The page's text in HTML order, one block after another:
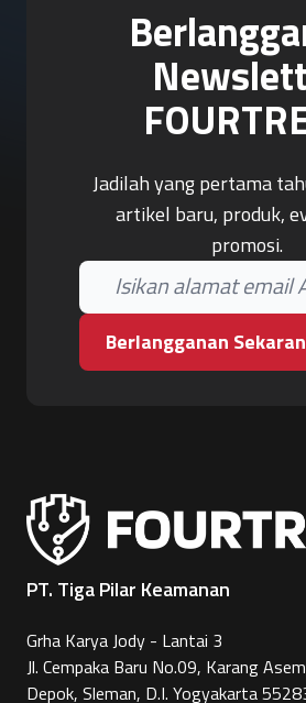
Jadilah yang pertama
artikel baru, produk,
promosi.
Berlangganan
PT. Tiga Pilar Keamanan
Grha Karya Jody - Lantai 3
Jl. Cempaka Baru No.09, Karang
Depok, Sleman, D.I. Yogyakarta